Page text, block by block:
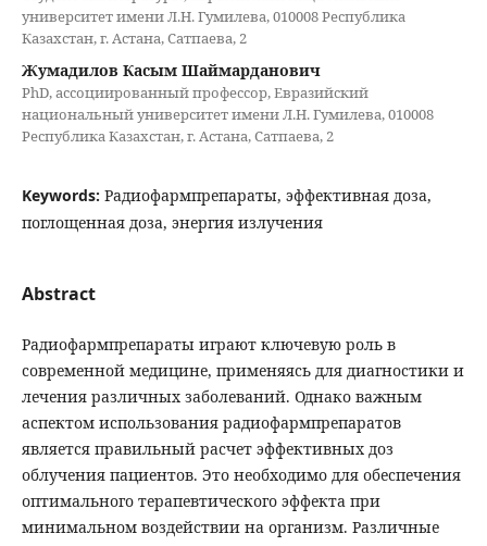
университет имени Л.Н. Гумилева, 010008 Республика
Казахстан, г. Астана, Сатпаева, 2
Жумадилов Касым Шаймарданович
PhD, ассоциированный профессор, Евразийский
национальный университет имени Л.Н. Гумилева, 010008
Республика Казахстан, г. Астана, Сатпаева, 2
Keywords: Радиофармпрепараты, эффективная доза,
поглощенная доза, энергия излучения
Abstract
Радиофармпрепараты играют ключевую роль в
современной медицине, применяясь для диагностики и
лечения различных заболеваний. Однако важным
аспектом использования радиофармпрепаратов
является правильный расчет эффективных доз
облучения пациентов. Это необходимо для обеспечения
оптимального терапевтического эффекта при
минимальном воздействии на организм. Различные